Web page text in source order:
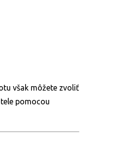
však môžete zvoliť
pomocou